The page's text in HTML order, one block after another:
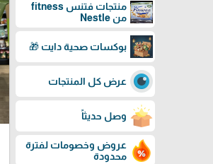
منتجات فتنس fitness
من Nestle
بوكسات صحية دايت 🎁
عرض كل المنتجات
وصل حديثاً
عروض وخصومات لفترة
محدودة